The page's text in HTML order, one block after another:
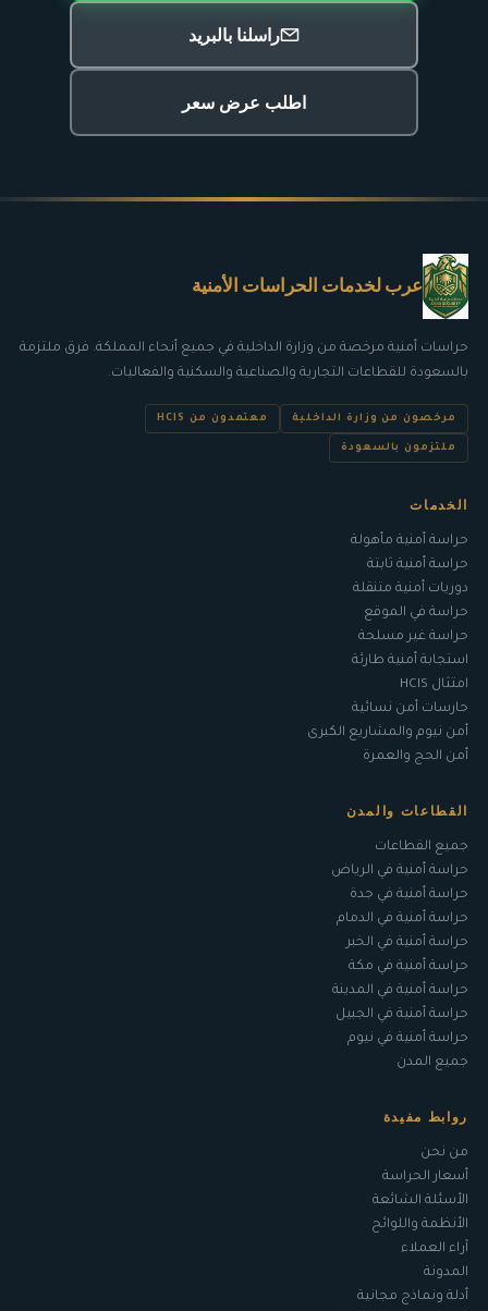
راسلنا بالبريد
اطلب عرض سعر
عرب لخدمات الحراسات الأمنية
حراسات أمنية مرخصة من وزارة الداخلية في جميع أنحاء المملكة. فرق ملتزمة
بالسعودة للقطاعات التجارية والصناعية والسكنية والفعاليات.
مرخصون من وزارة الداخلية معتمدون من HCIS
ملتزمون بالسعودة
الخدمات
حراسة أمنية مأهولة
حراسة أمنية ثابتة
دوريات أمنية متنقلة
حراسة في الموقع
حراسة غير مسلحة
استجابة أمنية طارئة
امتثال HCIS
حارسات أمن نسائية
أمن نيوم والمشاريع الكبرى
أمن الحج والعمرة
القطاعات والمدن
جميع القطاعات
حراسة أمنية في الرياض
حراسة أمنية في جدة
حراسة أمنية في الدمام
حراسة أمنية في الخبر
حراسة أمنية في مكة
حراسة أمنية في المدينة
حراسة أمنية في الجبيل
حراسة أمنية في نيوم
جميع المدن
روابط مفيدة
من نحن
أسعار الحراسة
الأسئلة الشائعة
الأنظمة واللوائح
آراء العملاء
المدونة
أدلة ونماذج مجانية